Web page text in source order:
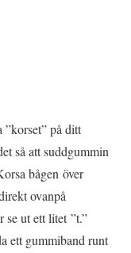
på ditt
så att suddgummin
bågen över
ovanpå
se ut ett litet ”t.”
ett gummiband runt